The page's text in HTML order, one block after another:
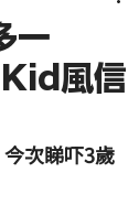
一
風信
次睇吓3歲